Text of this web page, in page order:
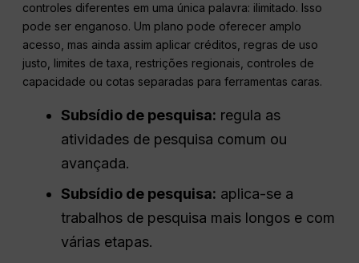
controles diferentes em uma única palavra: ilimitado. Isso
pode ser enganoso. Um plano pode oferecer amplo
acesso, mas ainda assim aplicar créditos, regras de uso
justo, limites de taxa, restrições regionais, controles de
capacidade ou cotas separadas para ferramentas caras.
Subsídio de pesquisa: regula as
atividades de pesquisa comum ou
avançada.
Subsídio de pesquisa: aplica-se a
trabalhos de pesquisa mais longos e com
várias etapas.